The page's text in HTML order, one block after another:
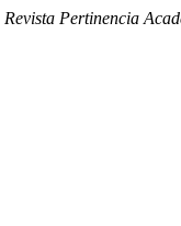
Revista Pertinencia